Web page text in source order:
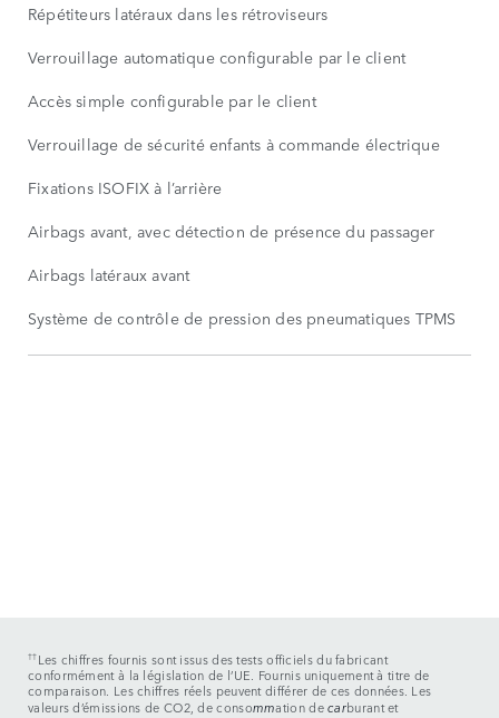
Répétiteurs latéraux dans les rétroviseurs
Verrouillage automatique configurable par le client
Accès simple configurable par le client
Verrouillage de sécurité enfants à commande électrique
Fixations ISOFIX à l’arrière
Airbags avant, avec détection de présence du passager
Airbags latéraux avant
Système de contrôle de pression des pneumatiques TPMS
†† Les chiffres fournis sont issus des tests officiels du fabricant
conformément à la législation de l’UE. Fournis uniquement à titre de
comparaison. Les chiffres réels peuvent différer de ces données. Les
valeurs d’émissions de CO2, de consommation decarburant et